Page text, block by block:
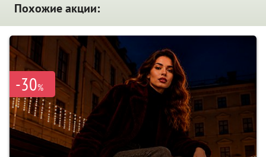
Похожие акции:
-30%